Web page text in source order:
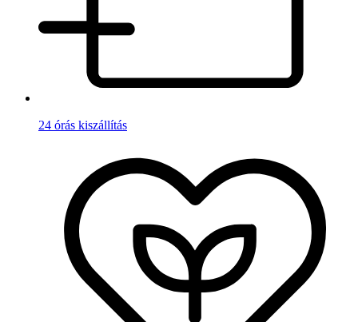
24 órás kiszállítás